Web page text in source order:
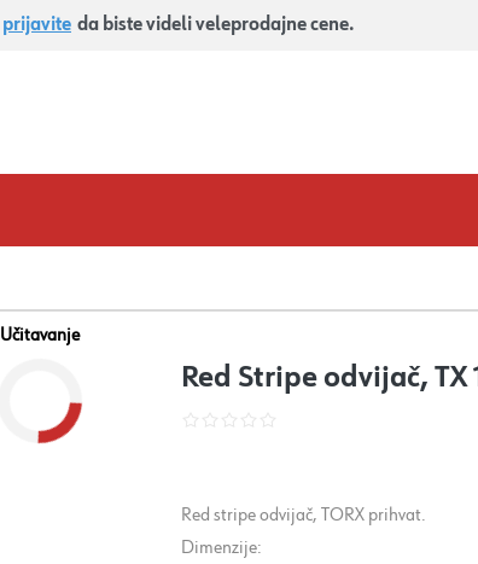
prijavite da biste videli veleprodajne cene.
Učitavanje
Red Stripe odvijač, TX
Red stripe odvijač, TORX prihvat.
Dimenzije: